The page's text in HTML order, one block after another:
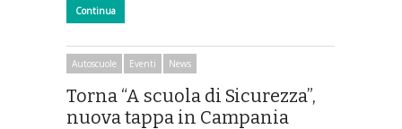
Continua
Autoscuole Eventi News
Torna “A scuola di Sicurezza”,
nuova tappa in Campania